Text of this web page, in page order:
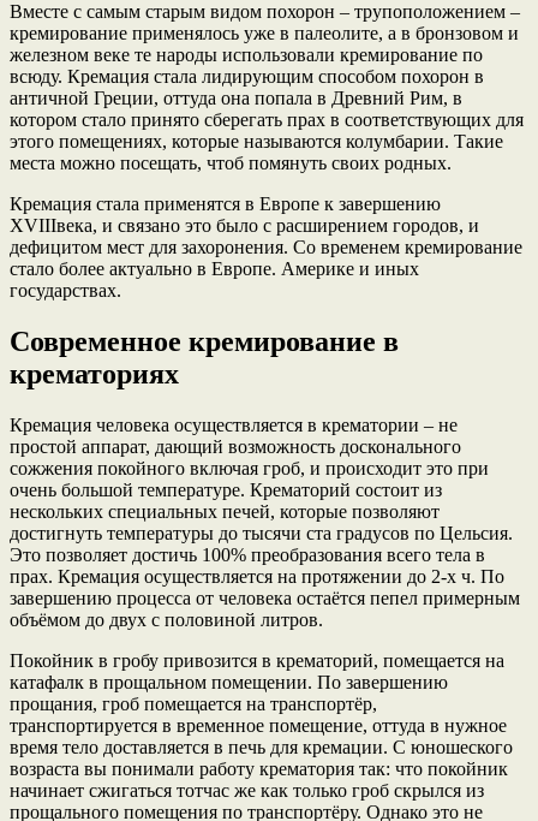
Вместе с самым старым видом похорон – трупоположением –
кремирование применялось уже в палеолите, а в бронзовом и
железном веке те народы использовали кремирование по
всюду. Кремация стала лидирующим способом похорон в
античной Греции, оттуда она попала в Древний Рим, в
котором стало принято сберегать прах в соответствующих для
этого помещениях, которые называются колумбарии. Такие
места можно посещать, чтоб помянуть своих родных.
Кремация стала применятся в Европе к завершению
ХVIIIвека, и связано это было с расширением городов, и
дефицитом мест для захоронения. Со временем кремирование
стало более актуально в Европе. Америке и иных
государствах.
Современное кремирование в
крематориях
Кремация человека осуществляется в крематории – не
простой аппарат, дающий возможность досконального
сожжения покойного включая гроб, и происходит это при
очень большой температуре. Крематорий состоит из
нескольких специальных печей, которые позволяют
достигнуть температуры до тысячи ста градусов по Цельсия.
Это позволяет достичь 100% преобразования всего тела в
прах. Кремация осуществляется на протяжении до 2-х ч. По
завершению процесса от человека остаётся пепел примерным
объёмом до двух с половиной литров.
Покойник в гробу привозится в крематорий, помещается на
катафалк в прощальном помещении. По завершению
прощания, гроб помещается на транспортёр,
транспортируется в временное помещение, оттуда в нужное
время тело доставляется в печь для кремации. С юношеского
возраста вы понимали работу крематория так: что покойник
начинает сжигаться тотчас же как только гроб скрылся из
прощального помещения по транспортёру. Однако это не